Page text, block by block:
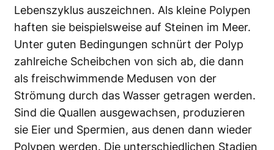
Lebenszyklus auszeichnen. Als kleine Polypen
haften sie beispielsweise auf Steinen im Meer.
Unter guten Bedingungen schnürt der Polyp
zahlreiche Scheibchen von sich ab, die dann
als freischwimmende Medusen von der
Strömung durch das Wasser getragen werden.
Sind die Quallen ausgewachsen, produzieren
sie Eier und Spermien, aus denen dann wieder
Polypen werden. Die unterschiedlichen Stadien